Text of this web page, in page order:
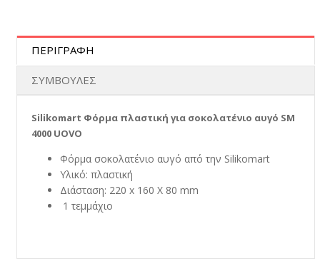
ΠΕΡΙΓΡΑΦΗ
ΣΥΜΒΟΥΛΕΣ
Silikomart Φόρμα πλαστική για σοκολατένιο αυγό SM
4000 UOVO
Φόρμα σοκολατένιο αυγό από την Silikomart
Υλικό: πλαστική
Διάσταση: 220 x 160 X 80 mm
1 τεμμάχιο